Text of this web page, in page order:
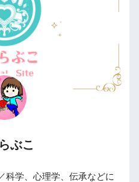
ぶこ
科学、心理学、伝承などに